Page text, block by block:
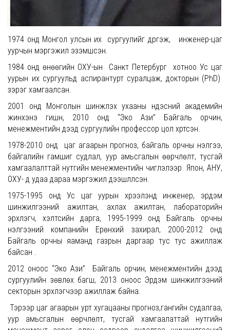
1974 онд Монгол улсын их сургуулийг дүүргэж, инженер-цаг
уурчын мэргэжил эзэмшсэн.
1984 онд өнөөгийн ОХУ-ын Санкт Петербург хотноо Ус цаг
уурын их сургуульд аспирантурт суралцаж, докторын (PhD)
зэрэг хамгаалсан.
2001 онд Монголын шинжлэх ухааны үндэсний академийн
жинхэнэ гишүүн, 2010 онд “Эко Ази” Байгаль орчин,
менежментийн дээд сургуулийн профессор цол хүртсэн.
1978-2010 онд цаг агаарын прогноз, байгаль орчны үнэлгээ,
байгалийн гамшиг судлал, уур амьсгалын өөрчлөлт, тусгай
хамгаалалттай нутгийн менежментийн чиглэлээр Япон, АНУ,
ОХУ- д удаа дараа мэргэжил дээшлүүлсэн.
1975-1995 онд Ус цаг уурын хүрээлэнд инженер, эрдэм
шинжилгээний ажилтан, ахлах ажилтан, лабораторийн
эрхлэгч, хэлтсийн дарга, 1995-1999 онд Байгаль орчны
үнэлгээний компанийн Ерөнхий захирал, 2000-2012 онд
Байгаль орчны яаманд газрын даргаар тус тус ажиллаж
байсан .
2012 оноос “Эко Ази” Байгаль орчин, менежментийн дээд
сургуулийн зөвлөх багш, 2013 оноос Эрдэм шинжилгээний
секторын эрхлэгчээр ажиллаж байна.
Тэрээр цаг агаарын урт хугацааны прогноз,гангийн судалгаа,
уур амьсгалын өөрчлөлт, тусгай хамгаалаттай нутгийн